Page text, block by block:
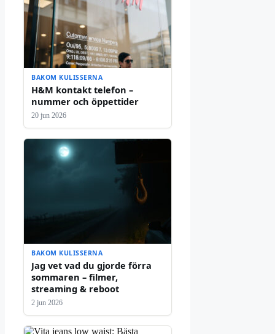
BAKOM KULISSERNA
H&M kontakt telefon –
nummer och öppettider
20 jun 2026
BAKOM KULISSERNA
Jag vet vad du gjorde förra
sommaren – filmer,
streaming & reboot
2 jun 2026